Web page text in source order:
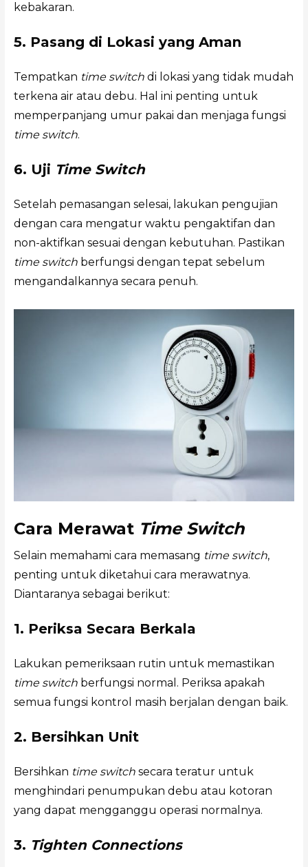
kebakaran.
5. Pasang di Lokasi yang Aman
Tempatkan time switchdi lokasi yang tidak mudah
terkena air atau debu. Hal ini penting untuk
memperpanjang umur pakai dan menjaga fungsi
time switch.
6. Uji Time Switch
Setelah pemasangan selesai, lakukan pengujian
dengan cara mengatur waktu pengaktifan dan
non-aktifkan sesuai dengan kebutuhan. Pastikan
time switchberfungsi dengan tepat sebelum
mengandalkannya secara penuh.
Cara Merawat Time Switch
Selain memahami cara memasang time switch,
penting untuk diketahui cara merawatnya.
Diantaranya sebagai berikut:
1. Periksa Secara Berkala
Lakukan pemeriksaan rutin untuk memastikan
time switchberfungsi normal. Periksa apakah
semua fungsi kontrol masih berjalan dengan baik.
2. Bersihkan Unit
Bersihkan time switchsecara teratur untuk
menghindari penumpukan debu atau kotoran
yang dapat mengganggu operasi normalnya.
3. Tighten Connections